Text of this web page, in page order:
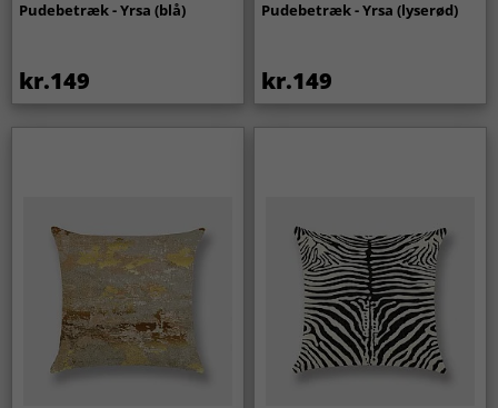
Pudebetræk - Yrsa (blå)
kr.149
Pudebetræk - Yrsa (lyserød)
kr.149